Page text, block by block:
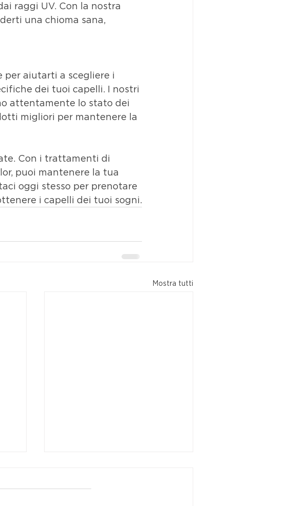
raggi UV. Con la nostra
una chioma sana,
per aiutarti a scegliere i
dei tuoi capelli. I nostri
attentamente lo stato dei
migliori per mantenere la
Con i trattamenti di
puoi mantenere la tua
oggi stesso per prenotare
i capelli dei tuoi sogni.
Mostra tutti